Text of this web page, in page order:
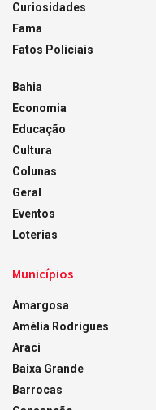
Curiosidades
Fama
Fatos Policiais
Bahia
Economia
Educação
Cultura
Colunas
Geral
Eventos
Loterias
Municípios
Amargosa
Amélia Rodrigues
Araci
Baixa Grande
Barrocas